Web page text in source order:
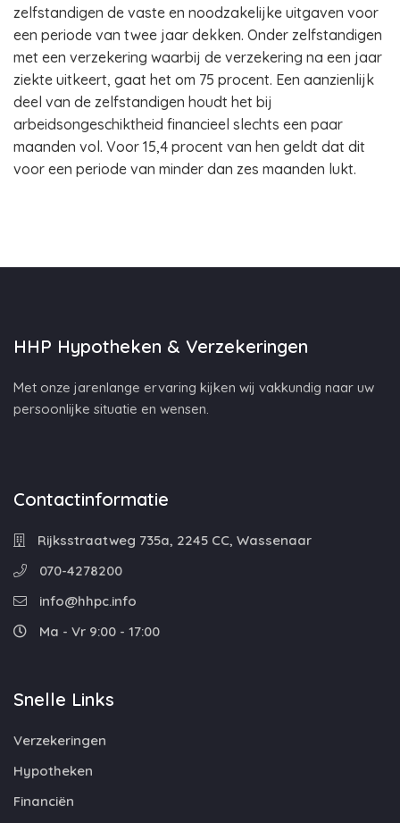
zelfstandigen de vaste en noodzakelijke uitgaven voor
een periode van twee jaar dekken. Onder zelfstandigen
met een verzekering waarbij de verzekering na een jaar
ziekte uitkeert, gaat het om 75 procent. Een aanzienlijk
deel van de zelfstandigen houdt het bij
arbeidsongeschiktheid financieel slechts een paar
maanden vol. Voor 15,4 procent van hen geldt dat dit
voor een periode van minder dan zes maanden lukt.
HHP Hypotheken & Verzekeringen
Met onze jarenlange ervaring kijken wij vakkundig naar uw
persoonlijke situatie en wensen.
Contactinformatie
Rijksstraatweg 735a, 2245 CC, Wassenaar
070-4278200
info@hhpc.info
Ma - Vr 9:00 - 17:00
Snelle Links
Verzekeringen
Hypotheken
Financiën